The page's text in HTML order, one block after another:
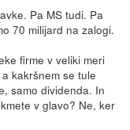
Pa MS tudi. Pa
70 milijard na zalogi.
firme v veliki meri
kakršnem se tule
samo dividenda. In
v glavo? Ne, ker